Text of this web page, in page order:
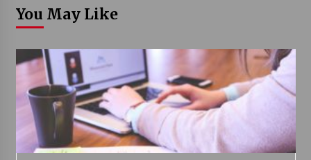
You May Like